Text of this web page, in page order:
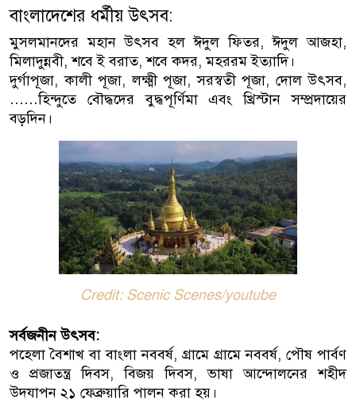
বাংলাদেশের ধর্মীয় উৎসব:
মুসলমানদের মহান উৎসব হল ঈদুল ফিতর, ঈদুল আজহা,
মিলাদুন্নবী, শবে ই বরাত, শবে কদর, মহররম ইত্যাদি।
দুর্গাপূজা, কালী পূজা, লক্ষ্মী পূজা, সরস্বতী পূজা, দোল উৎসব,
……হিন্দুতে বৌদ্ধদের বুদ্ধপূর্ণিমা এবং খ্রিস্টান সম্প্রদায়ের
বড়দিন।
Credit: Scenic Scenes/youtube
সর্বজনীন উৎসব:
পহেলা বৈশাখ বা ​​বাংলা নববর্ষ, গ্রামে গ্রামে নববর্ষ, পৌষ পার্বণ
ও প্রজাতন্ত্র দিবস, বিজয় দিবস, ভাষা আন্দোলনের শহীদ
উদযাপন ২১ ফেব্রুয়ারি পালন করা হয়।